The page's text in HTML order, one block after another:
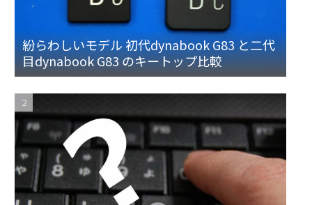
紛らわしいモデル 初代dynabook G83 と二代
目dynabook G83 のキートップ比較